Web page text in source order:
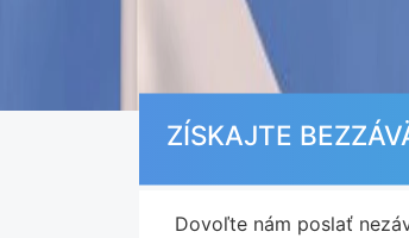
ZÍSKAJTE
Dovoľte nám poslať